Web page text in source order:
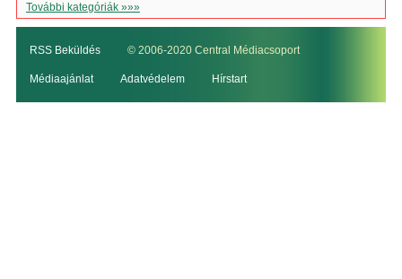
További kategóriák »»»
RSS Beküldés © 2006-2020 Central Médiacsoport
Médiaajánlat Adatvédelem Hírstart